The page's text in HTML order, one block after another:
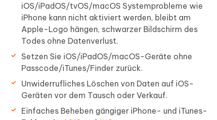
iOS/iPadOS/tvOS/macOS Systemprobleme wie
iPhone kann nicht aktiviert werden, bleibt am
Apple-Logo hängen, schwarzer Bildschirm des
Todes ohne Datenverlust.
Setzen Sie iOS/iPadOS/macOS-Geräte ohne
Passcode/iTunes/Finder zurück.
Unwiderrufliches Löschen von Daten auf iOS-
Geräten vor dem Tausch oder Verkauf.
Einfaches Beheben gängiger iPhone- und iTunes-